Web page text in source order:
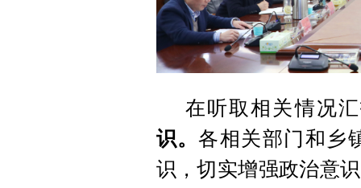
在听取相关情况
识。各相关部门和乡
识，切实增强政治意